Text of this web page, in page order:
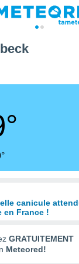
canicule
en France !
GRATUITEMENT
Meteored!